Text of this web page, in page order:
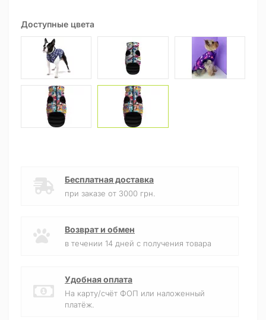
Доступные цвета
Бесплатная доставка
при заказе от 3000 грн.
Возврат и обмен
в течении 14 дней с получения товара
Удобная оплата
На карту/счёт ФОП или наложенный
платёж.